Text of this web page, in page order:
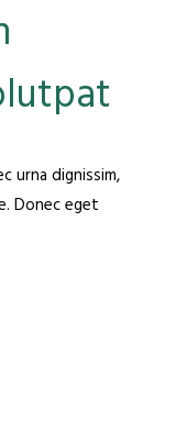
urna dignissim,
Donec eget